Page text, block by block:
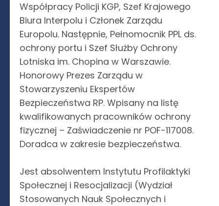
Współpracy Policji KGP, Szef Krajowego
Biura Interpolu i Członek Zarządu
Europolu. Następnie, Pełnomocnik PPL ds.
ochrony portu i Szef Służby Ochrony
Lotniska im. Chopina w Warszawie.
Honorowy Prezes Zarządu w
Stowarzyszeniu Ekspertów
Bezpieczeństwa RP. Wpisany na listę
kwalifikowanych pracowników ochrony
fizycznej – Zaświadczenie nr POF-117008.
Doradca w zakresie bezpieczeństwa.
Jest absolwentem Instytutu Profilaktyki
Społecznej i Resocjalizacji (Wydział
Stosowanych Nauk Społecznych i